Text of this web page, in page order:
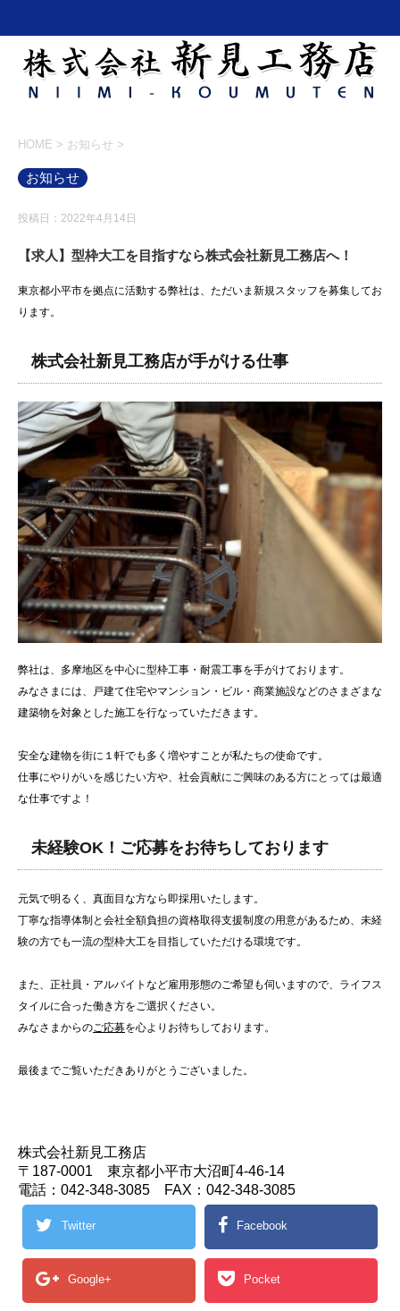
HOME > お知らせ >
お知らせ
投稿日：2022年4月14日
【求人】型枠大工を目指すなら株式会社新見工務店へ！
東京都小平市を拠点に活動する弊社は、ただいま新規スタッフを募集してお
ります。
株式会社新見工務店が手がける仕事
弊社は、多摩地区を中心に型枠工事・耐震工事を手がけております。
みなさまには、戸建て住宅やマンション・ビル・商業施設などのさまざまな
建築物を対象とした施工を行なっていただきます。
安全な建物を街に１軒でも多く増やすことが私たちの使命です。
仕事にやりがいを感じたい方や、社会貢献にご興味のある方にとっては最適
な仕事ですよ！
未経験OK！ご応募をお待ちしております
元気で明るく、真面目な方なら即採用いたします。
丁寧な指導体制と会社全額負担の資格取得支援制度の用意があるため、未経
験の方でも一流の型枠大工を目指していただける環境です。
また、正社員・アルバイトなど雇用形態のご希望も伺いますので、ライフス
タイルに合った働き方をご選択ください。
みなさまからのご応募を心よりお待ちしております。
最後までご覧いただきありがとうございました。
株式会社新見工務店
〒187-0001 東京都小平市大沼町4-46-14
電話：042-348-3085 FAX：042-348-3085
Twitter Facebook
Google+ Pocket